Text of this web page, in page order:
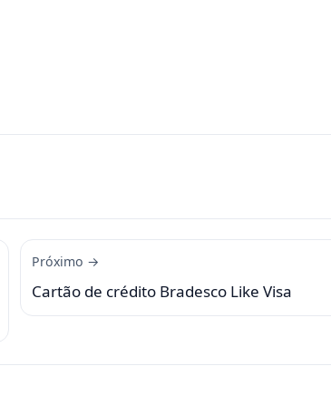
Próximo →
Cartão de crédito Bradesco Like Visa